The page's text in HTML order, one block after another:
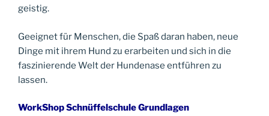
geistig.
Geeignet für Menschen, die Spaß daran haben, neue
Dinge mit ihrem Hund zu erarbeiten und sich in die
faszinierende Welt der Hundenase entführen zu
lassen.
WorkShop Schnüffelschule Grundlagen